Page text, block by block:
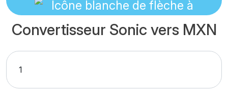
Convertisseur Sonic vers MXN